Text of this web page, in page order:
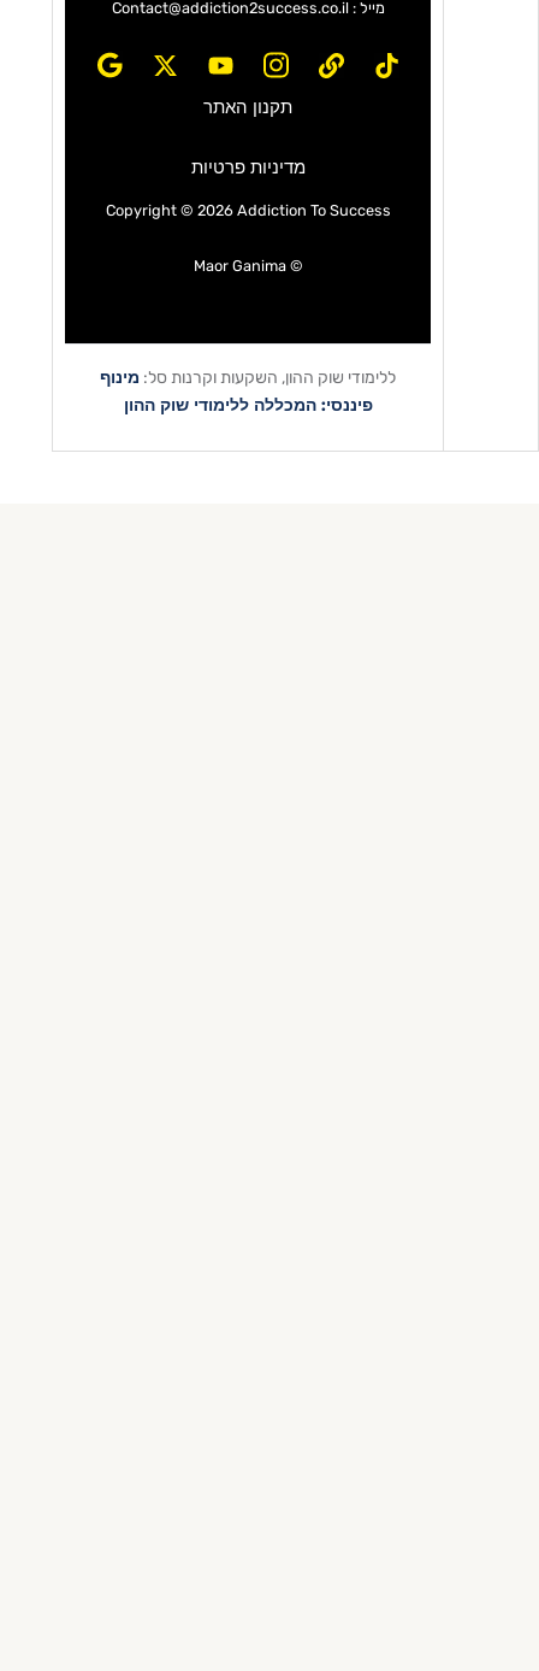
תקנון האתר
מדיניות פרטיות
Copyright © 2026 Addiction To Success
ללימודי שוק ההון, השקעות וקרנות סל:מינוף
פיננסי: המכללה ללימודי שוק ההון